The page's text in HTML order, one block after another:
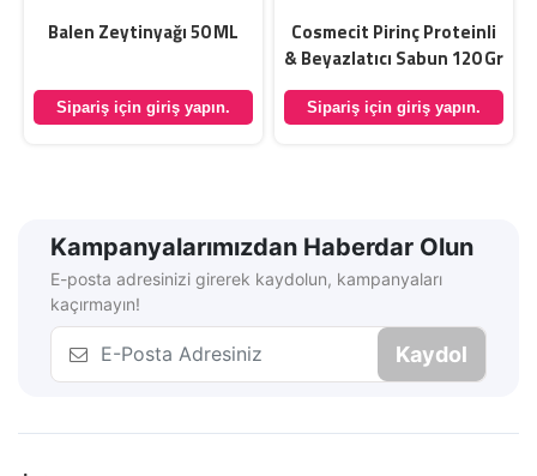
Balen Zeytinyağı 50 ML
Sipariş için giriş yapın.
Cosmecit Pirinç Proteinli
& Beyazlatıcı Sabun 120 Gr
Sipariş için giriş yapın.
Kampanyalarımızdan Haberdar Olun
E-posta adresinizi girerek kaydolun, kampanyaları
kaçırmayın!
Kaydol